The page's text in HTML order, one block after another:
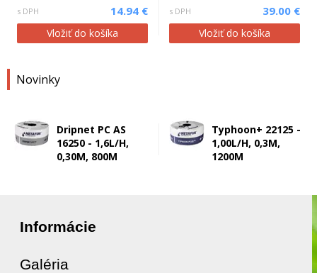
s DPH 14.94 €
Vložiť do košíka
s DPH 39.00 €
Vložiť do košíka
Novinky
Dripnet PC AS
16250 - 1,6L/H,
0,30M, 800M
Typhoon+ 22125 -
1,00L/H, 0,3M,
1200M
Informácie
Galéria